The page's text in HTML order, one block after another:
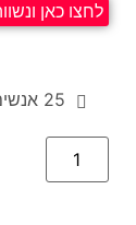
לחצו כאן
25